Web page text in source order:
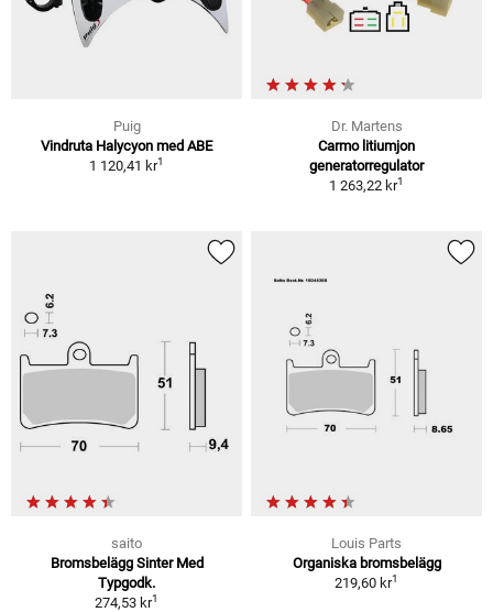
Puig
Vindruta Halycyon med ABE
1 120,41 kr1
Dr. Martens
Carmo litiumjon
generatorregulator
1 263,22 kr1
saito
Bromsbelägg Sinter Med
Typgodk.
274,53 kr1
Louis Parts
Organiska bromsbelägg
219,60 kr1